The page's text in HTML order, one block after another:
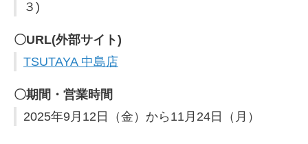
３)
〇URL(外部サイト)
TSUTAYA 中島店
〇期間・営業時間
2025年9月12日（金）から11月24日（月）